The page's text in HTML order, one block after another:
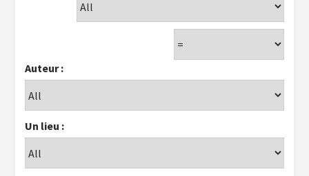
Auteur :
Un lieu :